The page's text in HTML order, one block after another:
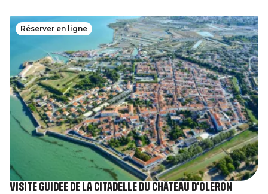
Réserver en ligne
Visite guidée de la Citadelle du Château d'Oléron